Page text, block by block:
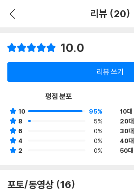
리뷰 (20)
10.0
리뷰 쓰기
평점 분포
10
95%
8
5%
6
0%
4
0%
2
0%
10대
20대
30대
40대
50대
포토/동영상 (16)